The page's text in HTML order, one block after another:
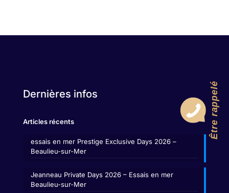
Dernières infos
Articles récents
essais en mer Prestige Exclusive Days 2026 –
Beaulieu-sur-Mer
Jeanneau Private Days 2026 – Essais en mer
Beaulieu-sur-Mer
Être rappelé